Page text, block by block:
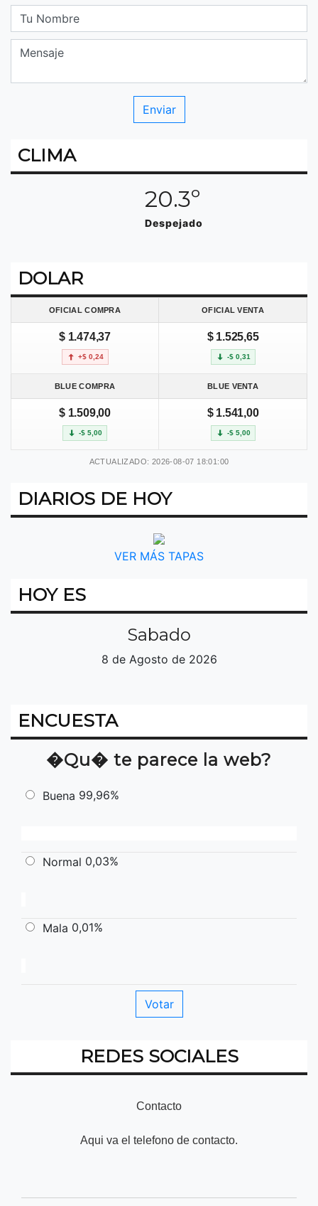
CLIMA
20.3º
Despejado
DOLAR
OFICIAL COMPRA OFICIAL VENTA
$ 1.474,37
+$ 0,24
$ 1.525,65
-$ 0,31
BLUE COMPRA BLUE VENTA
$ 1.509,00
-$ 5,00
$ 1.541,00
-$ 5,00
ACTUALIZADO: 2026-08-07 18:01:00
DIARIOS DE HOY
VER MÁS TAPAS
HOY ES
Sabado
8 de Agosto de 2026
ENCUESTA
�Qu� te parece la web?
Buena 99,96%
Normal 0,03%
Mala 0,01%
REDES SOCIALES
Contacto
Aqui va el telefono de contacto.